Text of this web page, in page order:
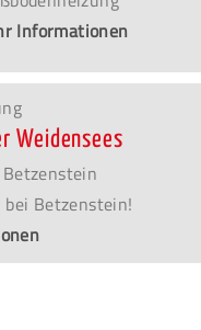
Informationen
Weidensees
Betzenstein!